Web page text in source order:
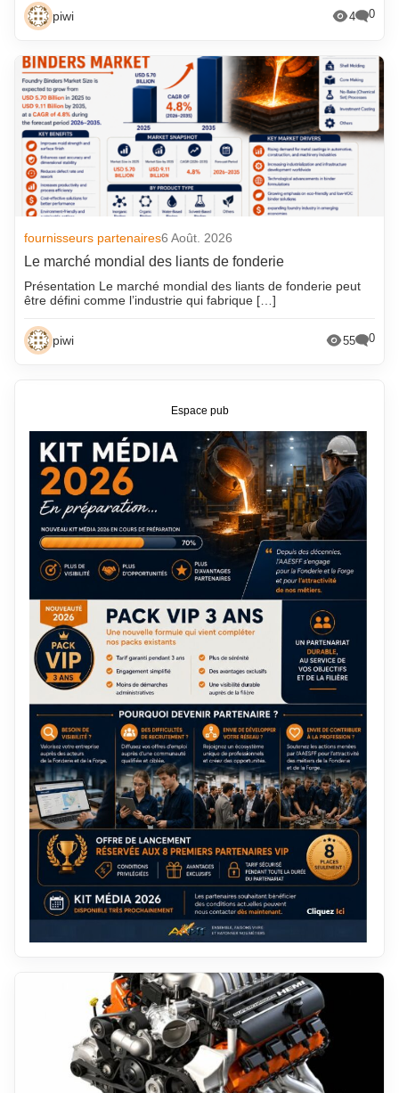
piwi 4 0
fournisseurs partenaires6 Août. 2026
Le marché mondial des liants de fonderie
Présentation Le marché mondial des liants de fonderie peut
être défini comme l’industrie qui fabrique […]
piwi 55 0
Espace pub